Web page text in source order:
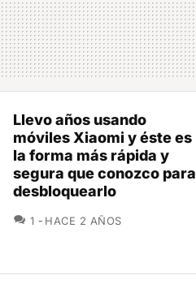
Llevo años usando
móviles Xiaomi y éste es
la forma más rápida y
segura que conozco para
desbloquearlo
1 COMENTARIOS
HACE 2 AÑOS